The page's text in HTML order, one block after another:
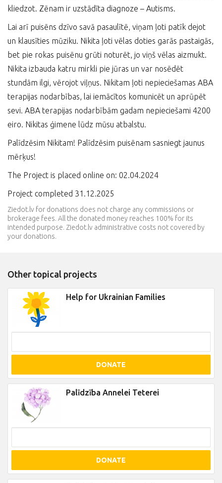
kliedzot. Zēnam ir uzstādīta diagnoze – Autisms.
Lai arī puisēns dzīvo savā pasaulītē, viņam ļoti patīk dejot
un klausīties mūziku. Nikita ļoti vēlas doties garās pastaigās,
bet pie rokas puisēnu grūti noturēt, jo viņš vēlas aizmukt.
Nikita izbauda katru mirkli pie jūras un var nosēdēt
stundām ilgi, vērojot viļņus. Nikitam ļoti nepieciešamas ABA
terapijas nodarbības, lai iemācītos komunicēt un aprūpēt
sevi. ABA terapijas nodarbībām gadam nepieciešami 4200
eiro. Nikitas ģimene lūdz mūsu atbalstu.
Palīdzēsim Nikitam! Palīdzēsim puisēnam sasniegt jaunus
mērķus!
The Project is placed online on: 02.04.2024
Project completed 31.12.2025
Ziedot.lv for donations does not charge any commissions or
brokerage fees. All the donated money reaches 100% for its
intended purpose. Ziedot.lv administrative costs not covered by
your donations.
Other topical projects
Help for Ukrainian Families
DONATE
Palīdzība Annelei Teterei
DONATE